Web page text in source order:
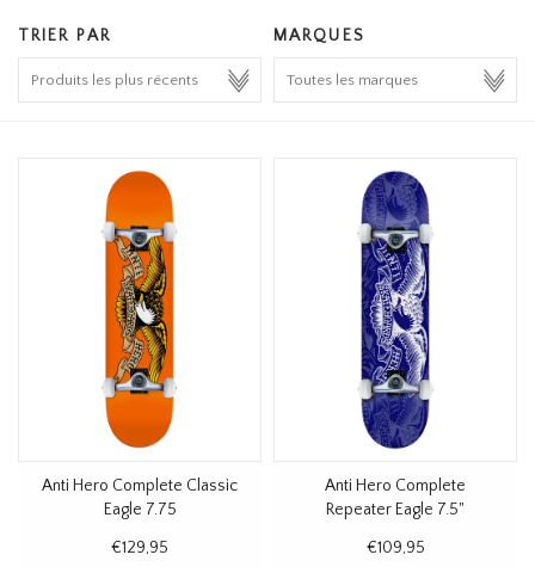
HOMEWARE
TRIER PAR MARQUES
Anti Hero Complete Classic
Eagle 7.75
€129,95
Anti Hero Complete
Repeater Eagle 7.5"
€109,95